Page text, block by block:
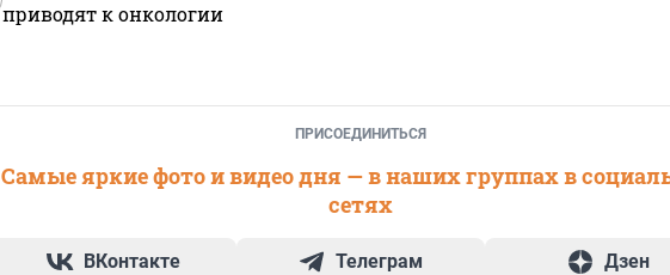
приводят к онкологии
ПРИСОЕДИНИТЬСЯ
Самые яркие фото и видео дня — в наших группах в
сетях
ВКонтакте Телеграм Дзен